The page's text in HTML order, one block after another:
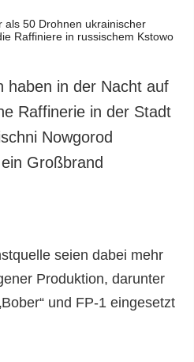
haben in der Nacht auf
Raffinerie in der Stadt
Nowgorod
Großbrand
seien dabei mehr
Produktion, darunter
und FP-1 eingesetzt